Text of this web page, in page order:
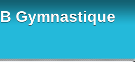
Gymnastique